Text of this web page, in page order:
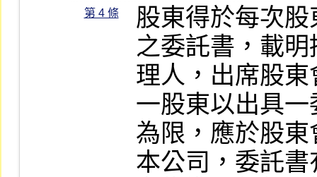
第 4 條
股東得於每次
之委託書，載
理人，出席股東
一股東以出具
為限，應於股
本公司，委託